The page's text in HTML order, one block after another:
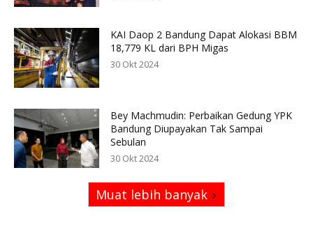
KAI Daop 2 Bandung Dapat Alokasi BBM
18,779 KL dari BPH Migas
30 Okt 2024
Bey Machmudin: Perbaikan Gedung YPK
Bandung Diupayakan Tak Sampai
Sebulan
30 Okt 2024
Muat lebih banyak